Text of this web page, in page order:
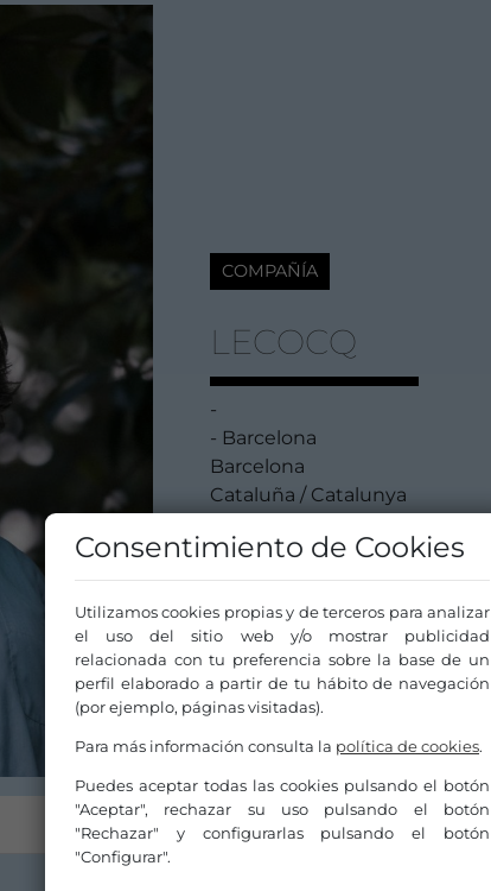
COMPAÑÍA
LECOCQ
-
- Barcelona
Barcelona
Cataluña / Catalunya
Consentimiento de Cookies
Utilizamos cookies propias y de terceros para analizar
el uso del sitio web y/o mostrar publicidad
relacionada con tu preferencia sobre la base de un
perfil elaborado a partir de tu hábito de navegación
(por ejemplo, páginas visitadas).
Para más información consulta la política de cookies.
Puedes aceptar todas las cookies pulsando el botón
"Aceptar", rechazar su uso pulsando el botón
"Rechazar" y configurarlas pulsando el botón
"Configurar".